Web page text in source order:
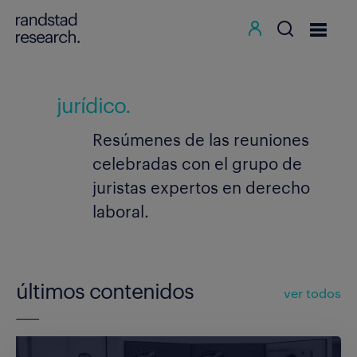
jurídico.
Resúmenes de las reuniones
celebradas con el grupo de
juristas expertos en derecho
laboral.
últimos contenidos ver todos